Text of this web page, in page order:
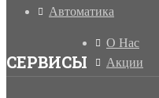
Автоматика
СЕРВИСЫ
О Нас
Акции